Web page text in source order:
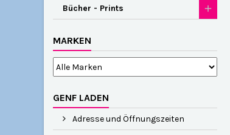
Bücher - Prints
MARKEN
GENF LADEN
Adresse und Öffnungszeiten